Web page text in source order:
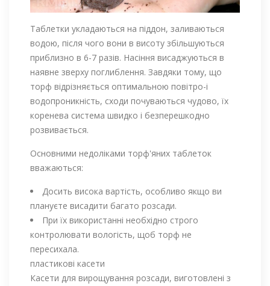
Таблетки укладаються на піддон, заливаються
водою, після чого вони в висоту збільшуються
приблизно в 6-7 разів. Насіння висаджуються в
наявне зверху поглиблення. Завдяки тому, що
торф відрізняється оптимальною повітро-і
водопроникність, сходи почуваються чудово, їх
коренева система швидко і безперешкодно
розвивається.
Основними недоліками торф'яних таблеток
вважаються:
Досить висока вартість, особливо якщо ви
плануєте висадити багато розсади.
При їх використанні необхідно строго
контролювати вологість, щоб торф не
пересихала.
пластикові касети
Касети для вирощування розсади, виготовлені з